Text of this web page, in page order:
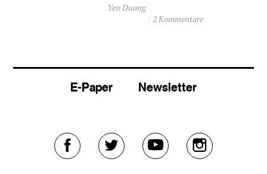
Lesezeit
Yen Duong
2 Kommentare
E-Paper Newsletter
Externer Externer Externer Externer